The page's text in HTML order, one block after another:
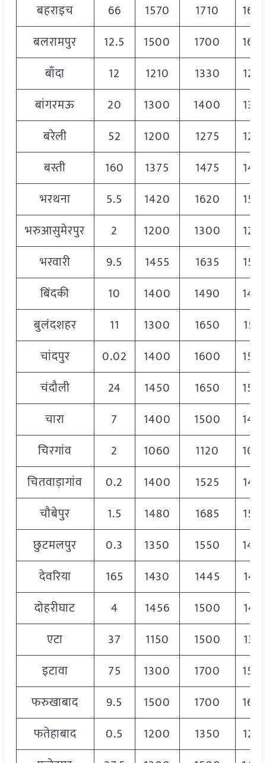
बहराइच
66 1570 1710
बलरामपुर
12.5 1500 1700
बाँदा
12 1210 1330
बांगरमऊ
20 1300 1400
बरेली
52 1200 1275
बस्ती
160 1375 1475
भरथना
5.5 1420 1620
भरुआसुमेरपुर
2 1200 1300
भरवारी
9.5 1455 1635
बिंदकी
10 1400 1490
बुलंदशहर
11 1300 1650
चांदपुर
0.02 1400 1600
चंदौली
24 1450 1650
चारा
7 1400 1500
चिरगांव
2 1060 1120
चितवाड़ागांव
0.2 1400 1525
चौबेपुर
1.5 1480 1685
छुटमलपुर
0.3 1350 1550
देवरिया
165 1430 1445
दोहरीघाट
4 1456 1500
एटा
37 1150 1500
इटावा
75 1300 1700
फरुखाबाद
9.5 1500 1700
फतेहाबाद
0.5 1200 1350